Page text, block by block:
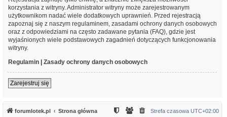
korzystania z witryny. Administrator witryny może zarejestrowanym
użytkownikom nadać wiele dodatkowych uprawnień. Przed rejestracją
zapoznaj się z naszym regulaminem, zasadami ochrony danych osobowych
oraz z odpowiedziami na często zadawane pytania (FAQ), gdzie jest
wyjaśnionych wiele podstawowych zagadnień dotyczących funkcjonowania
witryny.
Regulamin
Zasady ochrony danych osobowych
Zarejestruj się
forumlotek.pl Strona główna Strefa czasowa UTC+02:00